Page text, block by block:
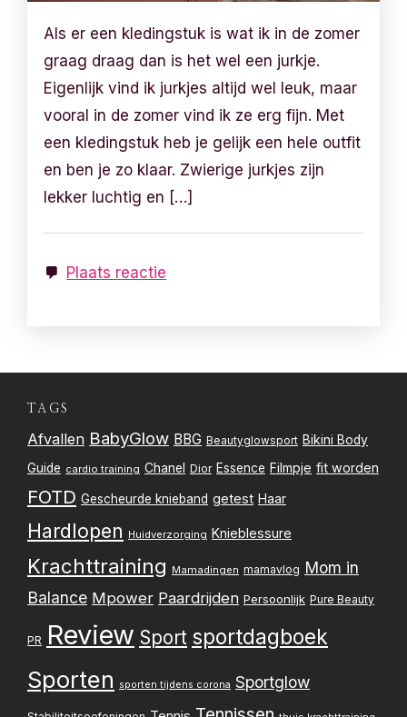
Als er een kledingstuk is wat ik in de zomer
graag draag dan is het wel een jurkje.
Eigenlijk vind ik jurkjes altijd wel leuk, maar
vooral in de zomer vind ik ze erg fijn. Met
een kledingstuk heb je gelijk een hele outfit
en ben je zo klaar. Zwierige jurkjes zijn
lekker luchtig en […]
Plaats reactie
TAGS
Afvallen BabyGlow BBG Beautyglowsport Bikini Body
Guide cardio training Chanel Dior Essence Filmpje fit worden
FOTD Gescheurde knieband getest Haar
Hardlopen Huidverzorging Knieblessure
Krachttraining Mamadingen mamavlog Mom in
Balance Mpower Paardrijden Persoonlijk Pure Beauty
PR Review Sport sportdagboek
Sporten sporten tijdens corona Sportglow